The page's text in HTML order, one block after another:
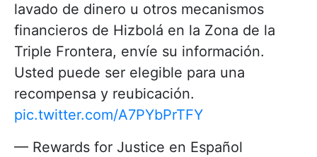
lavado de dinero u otros mecanismos
financieros de Hizbolá en la Zona de la
Triple Frontera, envíe su información.
Usted puede ser elegible para una
recompensa y reubicación.
pic.twitter.com/A7PYbPrTFY
— Rewards for Justice en Español